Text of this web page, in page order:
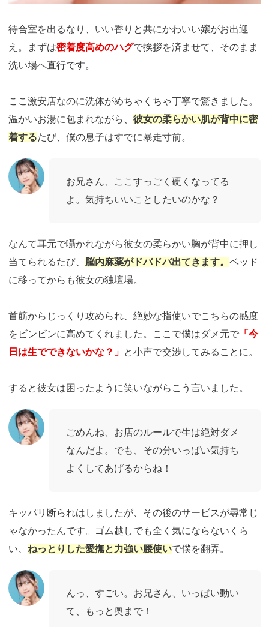
待合室を出るなり、いい香りと共にかわいい嬢がお出迎
え。まずは密着度高めのハグで挨拶を済ませて、そのまま
洗い場へ直行です。
ここ激安店なのに洗体がめちゃくちゃ丁寧で驚きました。
温かいお湯に包まれながら、 彼女の柔らかい肌が背中に密
着するたび、僕の息子はすでに暴走寸前。
お兄さん、ここすっごく硬くなってる
よ。気持ちいいことしたいのかな？
なんて耳元で囁かれながら彼女の柔らかい胸が背中に押し
当てられるたび、 脳内麻薬がドバドバ出てきます。 ベッド
に移ってからも彼女の独壇場。
首筋からじっくり攻められ、絶妙な指使いでこちらの感度
をビンビンに高めてくれました。ここで僕はダメ元で 「今
日は生でできないかな？」 と小声で交渉してみることに。
すると彼女は困ったように笑いながらこう言いました。
ごめんね、お店のルールで生は絶対ダメ
なんだよ。でも、その分いっぱい気持ち
よくしてあげるからね！
キッパリ断られはしましたが、その後のサービスが尋常じ
ゃなかったんです。ゴム越しでも全く気にならないくら
い、 ねっとりした愛撫と力強い腰使いで僕を翻弄。
んっ、すごい。お兄さん、いっぱい動い
て、もっと奥まで！